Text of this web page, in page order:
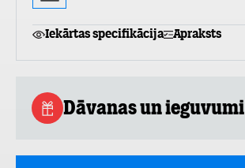
Iekārtas specifikācija Apraksts
Dāvanas un ieguvumi